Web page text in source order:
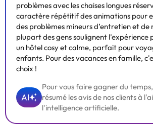
problèmes avec les chaises longues
caractère répétitif des animations pour
des problèmes mineurs d’entretien et de
plupart des gens soulignent l’expérience
un hôtel cosy et calme, parfait pour
enfants. Pour des vacances en famille,
choix !
AI
Pour vous faire gagner du
résumé les avis de nos clients à
l'intelligence artificielle.